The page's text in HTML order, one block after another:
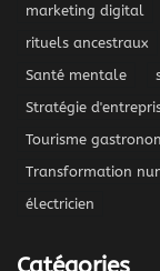
marketing digital
rituels ancestraux
Santé mentale
Stratégie
Tourisme
Transformation
électricien
Catégories